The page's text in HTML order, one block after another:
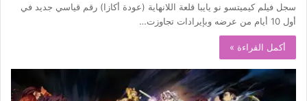
سجل فيلم كيميتسو نو يايبا قلعة اللانهاية (عودة أكازا) رقم قياسي جديد في
أول 10 أيام من عرضه وبإيرادات تجاوزت…
أكمل القراءة »